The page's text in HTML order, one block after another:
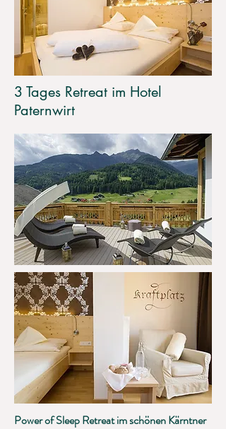
3 Tages Retreat im Hotel
Paternwirt
Power of Sleep Retreat im schönen Kärntner